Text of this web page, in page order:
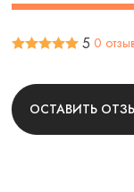
5 0
ОСТАВИТЬ